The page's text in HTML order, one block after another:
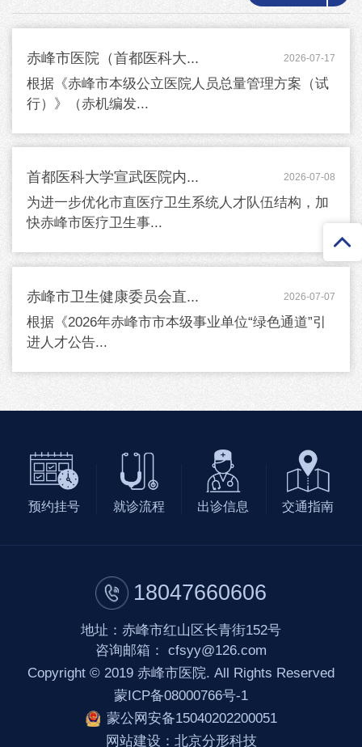
赤峰市医院（首都医科大... 2026-07-17
根据《赤峰市本级公立医院人员总量管理方案（试
行）》（赤机编发...
首都医科大学宣武医院内... 2026-07-08
为进一步优化市直医疗卫生系统人才队伍结构，加
快赤峰市医疗卫生事...
赤峰市卫生健康委员会直... 2026-07-07
根据《2026年赤峰市市本级事业单位“绿色通道”引
进人才公告...
预约挂号 就诊流程 出诊信息 交通指南
18047660606
地址：赤峰市红山区长青街152号
咨询邮箱： cfsyy@126.com
Copyright © 2019 赤峰市医院. All Rights Reserved
蒙ICP备08000766号-1
蒙公网安备15040202200051
网站建设 ： 北京分形科技